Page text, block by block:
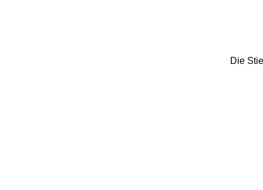
Die